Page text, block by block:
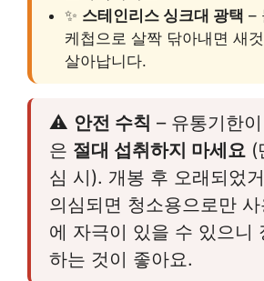
✨ 스테인리스 싱크대 광택 –
케첩으로 살짝 닦아내면 새
살아납니다.
⚠️ 안전 수칙 – 유통기한
은 절대 섭취하지 마세요 (
심 시). 개봉 후 오래되었
의심되면 청소용으로만
에 자극이 있을 수 있으니
하는 것이 좋아요.